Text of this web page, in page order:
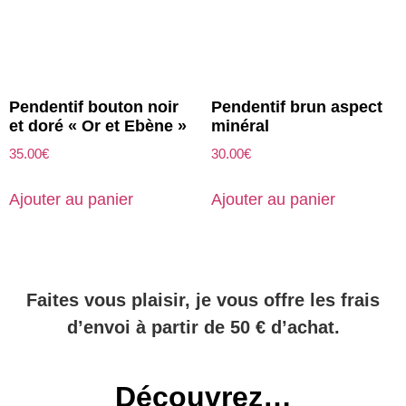
Pendentif bouton noir
et doré « Or et Ebène »
35.00€
Ajouter au panier
Pendentif brun aspect
minéral
30.00€
Ajouter au panier
Faites vous plaisir, je vous offre les frais
d’envoi à partir de 50 € d’achat.
Découvrez…